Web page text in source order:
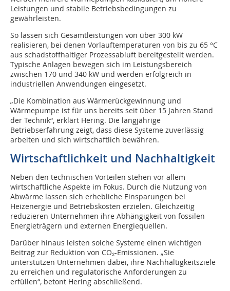
Leistungen und stabile Betriebsbedingungen zu
gewährleisten.
So lassen sich Gesamtleistungen von über 300 kW
realisieren, bei denen Vorlauftemperaturen von bis zu 65 °C
aus schadstoffhaltiger Prozessabluft bereitgestellt werden.
Typische Anlagen bewegen sich im Leistungsbereich
zwischen 170 und 340 kW und werden erfolgreich in
industriellen Anwendungen eingesetzt.
„Die Kombination aus Wärmerückgewinnung und
Wärmepumpe ist für uns bereits seit über 15 Jahren Stand
der Technik“, erklärt Hering. Die langjährige
Betriebserfahrung zeigt, dass diese Systeme zuverlässig
arbeiten und sich wirtschaftlich bewähren.
Wirtschaftlichkeit und ­Nachhaltigkeit
Neben den technischen Vorteilen stehen vor allem
wirtschaftliche Aspekte im Fokus. Durch die Nutzung von
Abwärme lassen sich erhebliche Einsparungen bei
Heizenergie und Betriebskosten erzielen. Gleichzeitig
reduzieren Unternehmen ihre Abhängigkeit von fossilen
Energieträgern und externen Energiequellen.
Darüber hinaus leisten solche Systeme einen wichtigen
Beitrag zur Reduktion von CO₂-Emissionen. „Sie
unterstützen Unternehmen dabei, ihre Nachhaltigkeitsziele
zu erreichen und regulatorische Anforderungen zu
erfüllen“, betont Hering abschließend.